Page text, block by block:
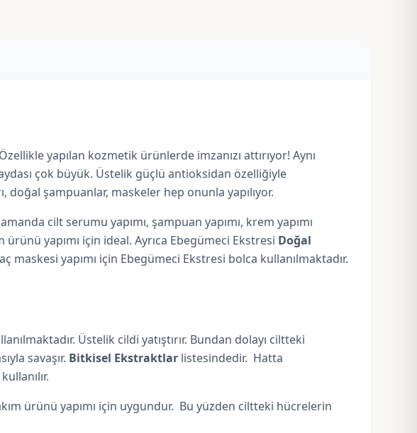
yapılan kozmetik ürünlerde imzanızı attırıyor! Aynı
çok büyük. Üstelik güçlü antioksidan özelliğiyle
şampuanlar, maskeler hep onunla yapılıyor.
cilt serumu yapımı, şampuan yapımı, krem yapımı
yapımı için ideal. Ayrıca Ebegümeci Ekstresi Doğal
maskesi yapımı için Ebegümeci Ekstresi bolca kullanılmaktadır.
Üstelik cildi yatıştırır. Bundan dolayı ciltteki
savaşır. Bitkisel Ekstraktlar listesindedir. Hatta
ürünü yapımı için uygundur. Bu yüzden ciltteki hücrelerin